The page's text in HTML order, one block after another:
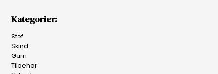
Kategorier:
Stof
Skind
Garn
Tilbehør